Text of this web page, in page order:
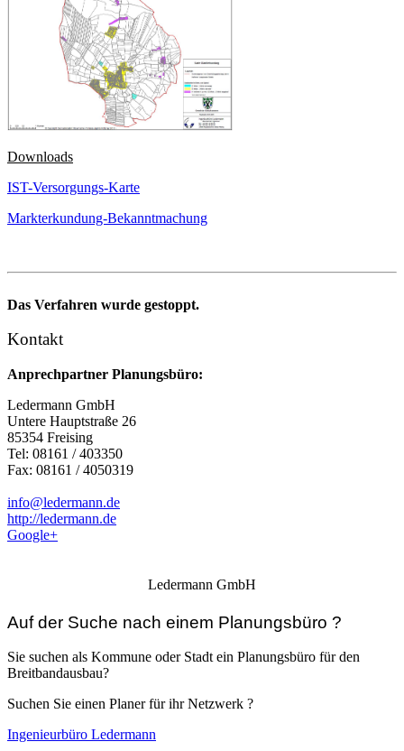
Downloads
IST-Versorgungs-Karte
Markterkundung-Bekanntmachung
Das Verfahren wurde gestoppt.
Kontakt
Anprechpartner Planungsbüro:
Ledermann GmbH
Untere Hauptstraße 26
85354 Freising
Tel: 08161 / 403350
Fax: 08161 / 4050319
info@ledermann.de
http://ledermann.de
Google+
Ledermann GmbH
Auf der Suche nach einem Planungsbüro ?
Sie suchen als Kommune oder Stadt ein Planungsbüro für den
Breitbandausbau?
Suchen Sie einen Planer für ihr Netzwerk ?
Ingenieurbüro Ledermann